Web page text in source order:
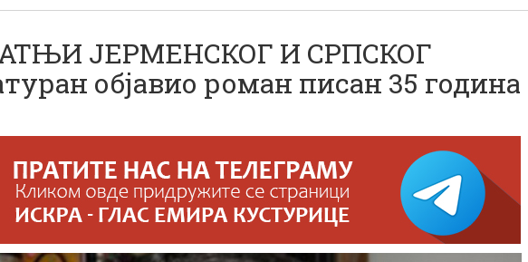
ЈЕРМЕНСКОГ И СРПСКОГ
објавио роман писан 35 година